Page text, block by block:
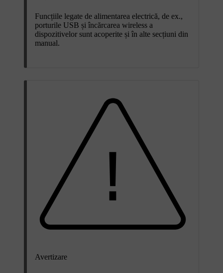
Funcțiile legate de alimentarea electrică, de ex.,
porturile USB și încărcarea wireless a
dispozitivelor sunt acoperite și în alte secțiuni din
manual.
Avertizare